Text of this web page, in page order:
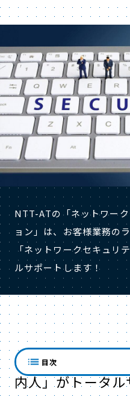
NTT-ATの「ネットワー
ョン」は、お客様業務の
「ネットワークセキュリ
ルサポートします！
「ネットワーク
内人」がトータ
目次